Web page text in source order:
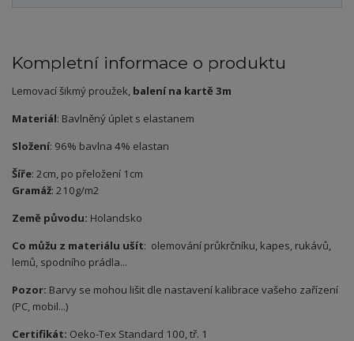
Kompletní informace o produktu
Lemovací šikmý proužek, balení na kartě 3m
Materiál: Bavlněný úplet s elastanem
Složení: 96% bavlna 4% elastan
Šíře: 2cm, po přeložení 1cm
Gramáž: 210g/m2
Země původu: Holandsko
Co můžu z materiálu ušít: olemování průkrčníku, kapes, rukávů,
lemů, spodního prádla...
Pozor: Barvy se mohou lišit dle nastavení kalibrace vašeho zařízení
(PC, mobil...)
Certifikát: Oeko-Tex Standard 100, tř. 1